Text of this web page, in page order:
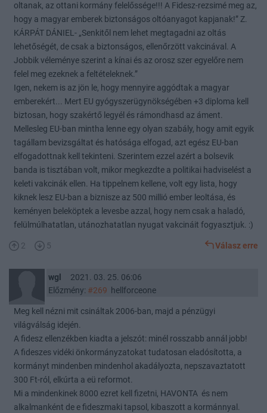
oltanak, az ottani kormány felelőssége!!! A Fidesz-rezsimé meg az,
hogy a magyar emberek biztonságos oltóanyagot kapjanak!” Z.
KÁRPÁT DÁNIEL- „Senkitől nem lehet megtagadni az oltás
lehetőségét, de csak a biztonságos, ellenőrzött vakcinával. A
Jobbik véleménye szerint a kínai és az orosz szer egyelőre nem
felel meg ezeknek a feltételeknek.”
Igen, nekem is az jön le, hogy mennyire aggódtak a magyar
emberekért... Mert EU gyógyszerügynökségében +3 diploma kell
biztosan, hogy szakértő legyél és rámondhasd az áment.
Mellesleg EU-ban mintha lenne egy olyan szabály, hogy amit egyik
tagállam bevizsgáltat és hatósága elfogad, azt egész EU-ban
elfogadottnak kell tekinteni. Szerintem ezzel azért a bolsevik
banda is tisztában volt, mikor megkezdte a politikai hadviselést a
keleti vakcinák ellen. Ha tippelnem kellene, volt egy lista, hogy
kiknek lesz EU-ban a biznisze az 500 millió ember leoltása, és
keményen beleköptek a levesbe azzal, hogy nem csak a haladó,
felülmúlhatatlan, utánozhatatlan nyugat vakcináit fogyasztjuk. :)
2 5 Válasz erre
wgl
2021. 03. 25. 06:06
Előzmény: #269 hellforceone
Meg kell nézni mit csináltak 2006-ban, majd a pénzügyi
világválság idején.
A fidesz ellenzékben kiadta a jelszót: minél rosszabb annál jobb!
A fideszes vidéki önkormányzatokat tudatosan eladósította, a
kormányt mindenben mindenhol akadályozta, nepszavaztatott
300 Ft-ról, elkúrta a eü reformot.
Mi a mindenkinek 8000 ezret kell fizetni, HAVONTA és nem
alkalmanként de e fideszmaki tapsol, kibaszott a kormánnyal.